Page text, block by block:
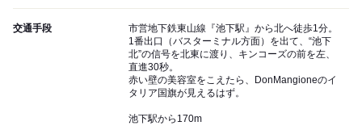
交通手段
市営地下鉄東山線『池下駅』から北へ徒歩1分。
1番出口（バスターミナル方面）を出て、“池下
北”の信号を北東に渡り、キンコーズの前を左、
直進30秒。
赤い壁の美容室をこえたら、DonMangioneのイ
タリア国旗が見えるはず。
池下駅から170m